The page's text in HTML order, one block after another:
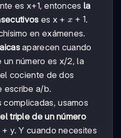
es x+1, entonces la
es x + x+1
x + 1.
en exámenes.
aparecen cuando
un número es x/2, la
cociente de dos
escribe a/b.
complicadas, usamos
triple de un número
y. Y cuando necesites